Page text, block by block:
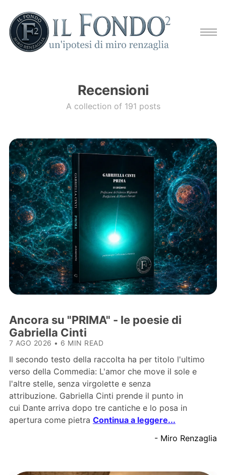
Recensioni
A collection of 191 posts
Ancora su "PRIMA" - le poesie di
Gabriella Cinti
7 AGO 2026 • 6 MIN READ
Il secondo testo della raccolta ha per titolo l'ultimo
verso della Commedia: L'amor che move il sole e
l'altre stelle, senza virgolette e senza
attribuzione. Gabriella Cinti prende il punto in
cui Dante arriva dopo tre cantiche e lo posa in
apertura come pietra Continua a leggere...
- Miro Renzaglia